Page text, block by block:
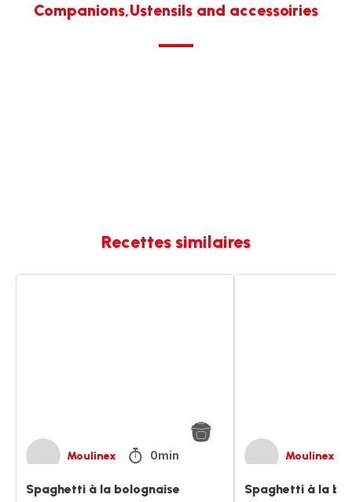
Companions,Ustensils and accessoiries
Recettes similaires
Moulinex 0min
Spaghetti à la bolognaise
Moulinex
Spaghetti à la